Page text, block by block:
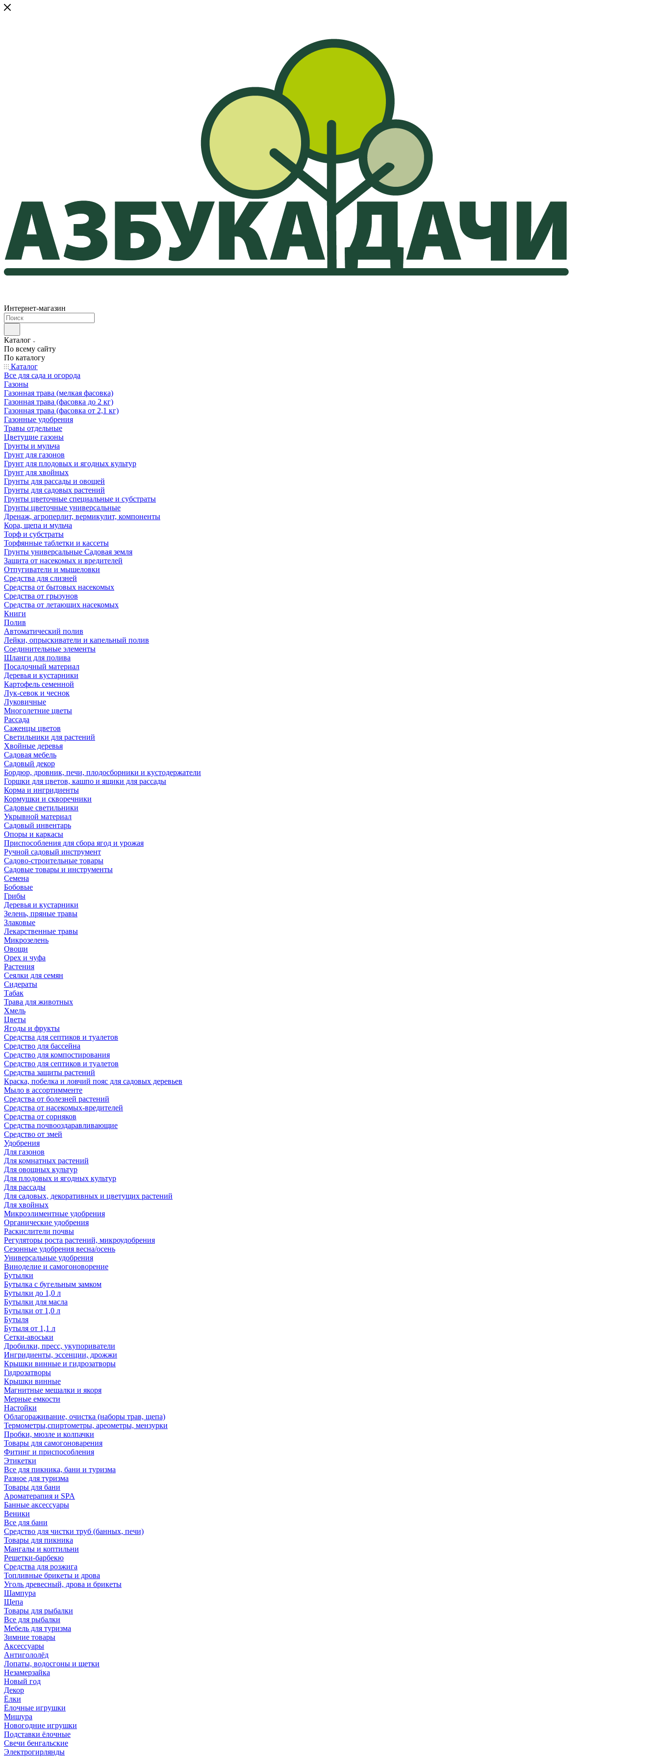
Интернет-магазин
Каталог
По всему сайту
По каталогу
Каталог
Все для сада и огорода
Газоны
Газонная трава (мелкая фасовка)
Газонная трава (фасовка до 2 кг)
Газонная трава (фасовка от 2,1 кг)
Газонные удобрения
Травы отдельные
Цветущие газоны
Грунты и мульча
Грунт для газонов
Грунт для плодовых и ягодных культур
Грунт для хвойных
Грунты для рассады и овощей
Грунты для садовых растений
Грунты цветочные специальные и субстраты
Грунты цветочные универсальные
Дренаж, агроперлит, вермикулит, компоненты
Кора, щепа и мульча
Торф и субстраты
Торфянные таблетки и кассеты
Грунты универсальные Садовая земля
Защита от насекомых и вредителей
Отпугиватели и мышеловки
Средства для слизней
Средства от бытовых насекомых
Средства от грызунов
Средства от летающих насекомых
Книги
Полив
Автоматический полив
Лейки, опрыскиватели и капельный полив
Соединительные элементы
Шланги для полива
Посадочный материал
Деревья и кустарники
Картофель семенной
Лук-севок и чеснок
Луковичные
Многолетние цветы
Рассада
Саженцы цветов
Светильники для растений
Хвойные деревья
Садовая мебель
Садовый декор
Бордюр, дровник, печи, плодосборники и кустодержатели
Горшки для цветов, кашпо и ящики для рассады
Корма и ингридиенты
Кормушки и скворечники
Садовые светильники
Укрывной материал
Садовый инвентарь
Опоры и каркасы
Приспособления для сбора ягод и урожая
Ручной садовый инструмент
Садово-строительные товары
Садовые товары и инструменты
Семена
Бобовые
Грибы
Деревья и кустарники
Зелень, пряные травы
Злаковые
Лекарственные травы
Микрозелень
Овощи
Орех и чуфа
Растения
Сеялки для семян
Сидераты
Табак
Трава для животных
Хмель
Цветы
Ягоды и фрукты
Средства для септиков и туалетов
Средство для бассейна
Средство для компостирования
Средство для септиков и туалетов
Средства защиты растений
Краска, побелка и ловчий пояс для садовых деревьев
Мыло в ассортимменте
Средства от болезней растений
Средства от насекомых-вредителей
Средства от сорняков
Средства почвооздаравливающие
Средство от змей
Удобрения
Для газонов
Для комнатных растений
Для овощных культур
Для плодовых и ягодных культур
Для рассады
Для садовых, декоративных и цветущих растений
Для хвойных
Микроэлиментные удобрения
Органические удобрения
Раскислители почвы
Регуляторы роста растений, микроудобрения
Сезонные удобрения весна/осень
Универсальные удобрения
Виноделие и самогоноворение
Бутылки
Бутылка с бугельным замком
Бутылки до 1,0 л
Бутылки для масла
Бутылки от 1,0 л
Бутыля
Бутыля от 1,1 л
Сетки-авоськи
Дробилки, пресс, укупориватели
Ингридиенты, эссенции, дрожжи
Крышки винные и гидрозатворы
Гидрозатворы
Крышки винные
Магнитные мешалки и якоря
Мерные емкости
Настойки
Облагораживание, очистка (наборы трав, щепа)
Термометры,спиртометры, ареометры, мензурки
Пробки, мюзле и колпачки
Товары для самогоноварения
Фитинг и приспособления
Этикетки
Все для пикника, бани и туризма
Разное для туризма
Товары для бани
Ароматерапия и SPA
Банные аксессуары
Веники
Все для бани
Средство для чистки труб (банных, печи)
Товары для пикника
Мангалы и коптильни
Решетки-барбекю
Средства для розжига
Топливные брикеты и дрова
Уголь древесный, дрова и брикеты
Шампура
Щепа
Товары для рыбалки
Все для рыбалки
Мебель для туризма
Зимние товары
Аксессуары
Антигололёд
Лопаты, водосгоны и щетки
Незамерзайка
Новый год
Декор
Ёлки
Ёлочные игрушки
Мишура
Новогодние игрушки
Подставки ёлочные
Свечи бенгальские
Электрогирлянды